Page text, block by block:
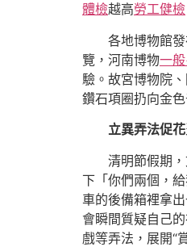
體檢越高勞工健檢
各地博物館
覽，河南博物一
驗。故宮博物院
鑽石項圈扔向金色
立異弄法促
清明節假期
下「你們兩個，
車的後備箱裡拿
會瞬間質疑自己
戲等弄法，展開“